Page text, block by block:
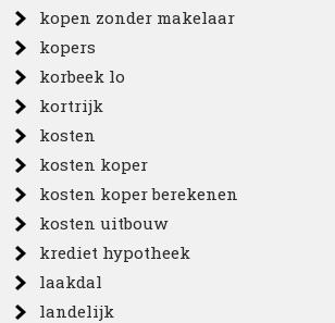
kopen zonder makelaar
kopers
korbeek lo
kortrijk
kosten
kosten koper
kosten koper berekenen
kosten uitbouw
krediet hypotheek
laakdal
landelijk